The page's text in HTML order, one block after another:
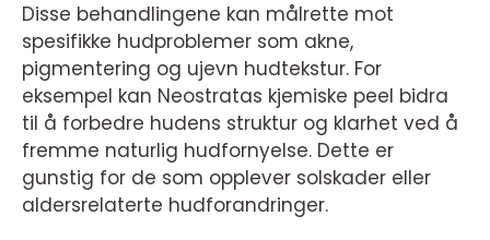
Disse behandlingene kan målrette mot
spesifikke hudproblemer som akne,
pigmentering og ujevn hudtekstur. For
eksempel kan Neostratas kjemiske peel bidra
til å forbedre hudens struktur og klarhet ved å
fremme naturlig hudfornyelse. Dette er
gunstig for de som opplever solskader eller
aldersrelaterte hudforandringer.